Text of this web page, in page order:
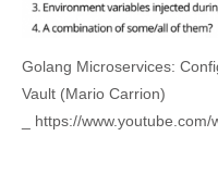
Golang Microservices:
Vault (Mario Carrion)
_ https://